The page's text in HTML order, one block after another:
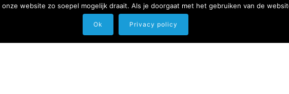
website zo soepel mogelijk draait. Als je doorgaat met het gebruiken van de
Ok Privacy policy